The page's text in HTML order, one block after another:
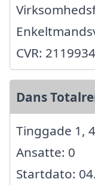
CVR:
Dans
Tinggade 1,
Ansatte: 0
Startdato: